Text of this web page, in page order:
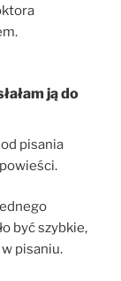
ją do
pisania
być szybkie,
pisaniu.